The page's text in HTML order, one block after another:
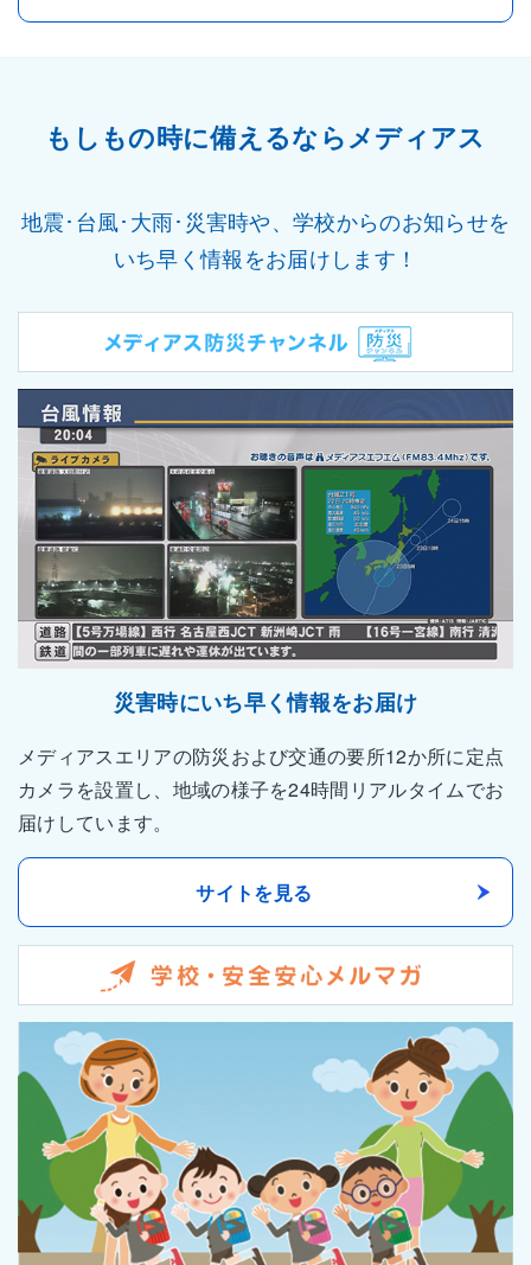
もしもの時に備えるならメディアス
地震･台風･大雨･災害時や、学校からのお知らせを
いち早く情報をお届けします！
災害時にいち早く情報をお届け
メディアスエリアの防災および交通の要所12か所に定点
カメラを設置し、地域の様子を24時間リアルタイムでお
届けしています。
サイトを見る